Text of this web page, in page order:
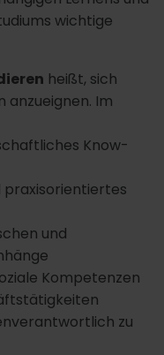
wichtige
heißt, sich
anzueignen. Im
Know-
und
Kompetenzen
zu